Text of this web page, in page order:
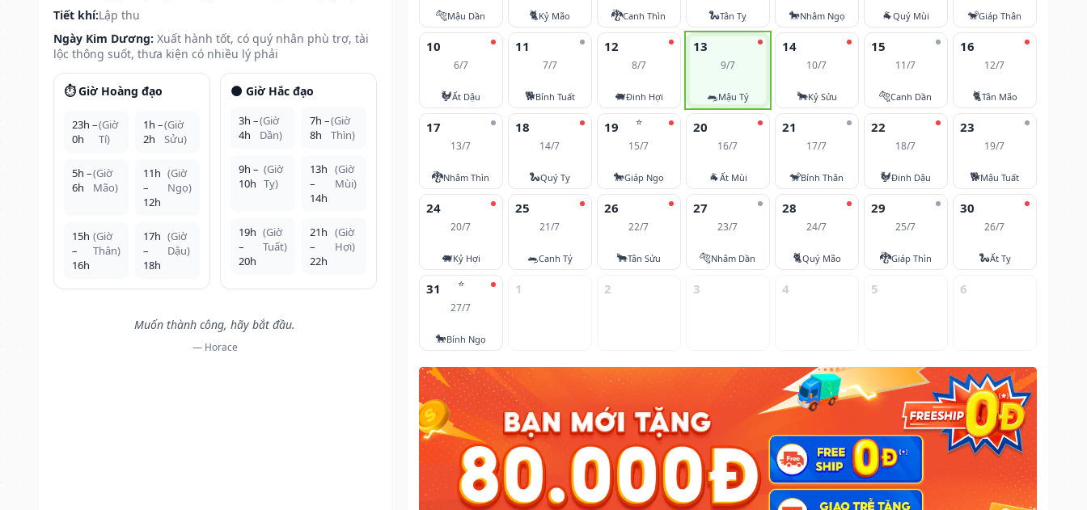
Tiết khí:Lập thu
Ngày Kim Dương: Xuất hành tốt, có quý nhân phù trợ, tài
lộc thông suốt, thưa kiện có nhiều lý phải
⏱️ Giờ Hoàng đạo
23h –
0h
(Giờ
Tí)
1h –
2h
(Giờ
Sửu)
5h –
6h
(Giờ
Mão)
11h
–
12h
(Giờ
Ngọ)
15h
–
16h
(Giờ
Thân)
17h
–
18h
(Giờ
Dậu)
🌑 Giờ Hắc đạo
3h –
4h
(Giờ
Dần)
7h –
8h
(Giờ
Thìn)
9h –
10h
(Giờ
Tỵ)
13h
–
14h
(Giờ
Mùi)
19h
–
20h
(Giờ
Tuất)
21h
–
22h
(Giờ
Hợi)
Muốn thành công, hãy bắt đầu.
— Horace
🐅Mậu Dần 🐈Kỷ Mão 🐉Canh Thìn 🐍Tân Tỵ 🐎Nhâm Ngọ 🐐Quý Mùi 🐒Giáp Thân
10
6/7
🐓Ất Dậu
11
7/7
🐕Bính Tuất
12
8/7
🐖Đinh Hợi
13
9/7
🐀Mậu Tý
14
10/7
🐂Kỷ Sửu
15
11/7
🐅Canh Dần
16
12/7
🐈Tân Mão
17
13/7
🐉Nhâm Thìn
18
14/7
🐍Quý Tỵ
⭐
19
15/7
🐎Giáp Ngọ
20
16/7
🐐Ất Mùi
21
17/7
🐒Bính Thân
22
18/7
🐓Đinh Dậu
23
19/7
🐕Mậu Tuất
24
20/7
🐖Kỷ Hợi
25
21/7
🐀Canh Tý
26
22/7
🐂Tân Sửu
27
23/7
🐅Nhâm Dần
28
24/7
🐈Quý Mão
29
25/7
🐉Giáp Thìn
30
26/7
🐍Ất Tỵ
⭐
31
27/7
🐎Bính Ngọ
1 2 3 4 5 6